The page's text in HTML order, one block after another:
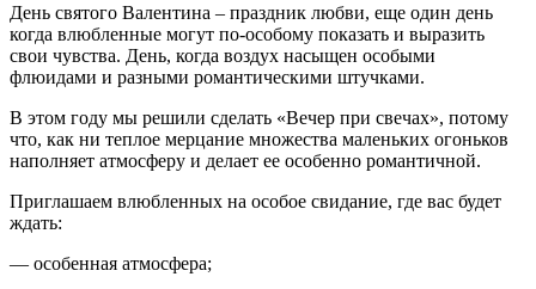
День святого Валентина – праздник любви, еще один день
когда влюбленные могут по-особому показать и выразить
свои чувства. День, когда воздух насыщен особыми
флюидами и разными романтическими штучками.
В этом году мы решили сделать «Вечер при свечах», потому
что, как ни теплое мерцание множества маленьких огоньков
наполняет атмосферу и делает ее особенно романтичной.
Приглашаем влюбленных на особое свидание, где вас будет
ждать:
— особенная атмосфера;